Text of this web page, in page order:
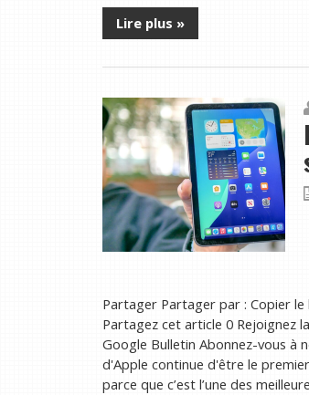
Lire plus »
Partager Partager par : Copier
Partagez cet article 0 Rejoignez
Google Bulletin Abonnez-vous
d'Apple continue d'être le
parce que c’est l’une des